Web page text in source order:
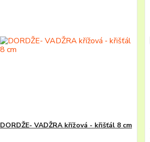
DORDŽE- VADŽRA křížová - křišťál 8 cm